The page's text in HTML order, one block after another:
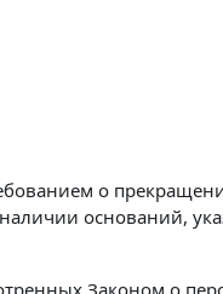
о
оснований,
Законом о